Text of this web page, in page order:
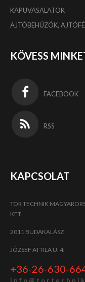
KAPUVASALATOK
AJTÓBEHÚZÓK,
KÖVESS
FACEBOOK
RSS
KAPCSOLAT
TOR TECHNIK
KFT.
2011 BUDAKALÁSZ
JÓZSEF ATTILA U. 4.
+36-26-630-